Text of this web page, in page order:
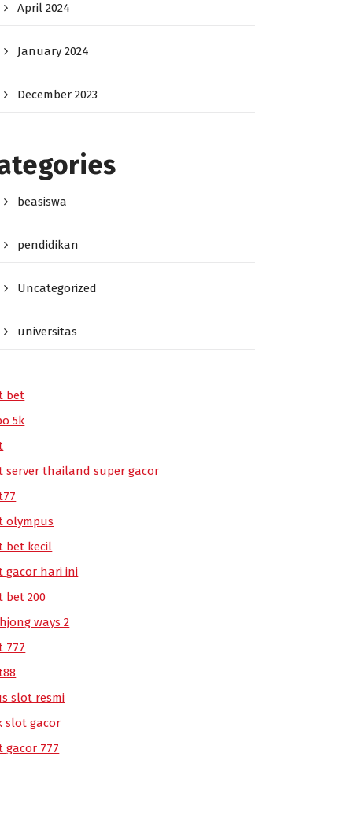
April 2024
January 2024
December 2023
beasiswa
pendidikan
Uncategorized
universitas
bet
5k
server thailand super gacor
olympus
bet kecil
gacor hari ini
bet 200
ways 2
777
slot resmi
slot gacor
gacor 777